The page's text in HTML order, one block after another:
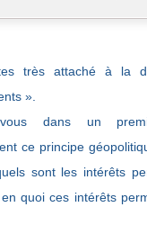
très attaché à la
».
vous dans un
ce principe
sont les intérêts
quoi ces intérêts